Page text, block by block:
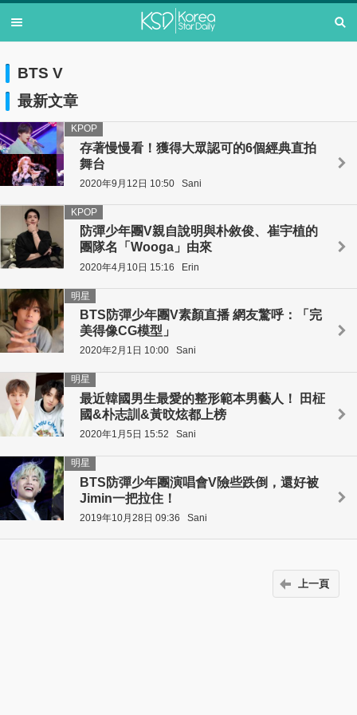
BTS V
最新文章
存著慢慢看！獲得大眾認可的6個經典直拍
舞台
KPOP
2020年9月12日 10:50 Sani
防彈少年團V親自說明與朴敘俊、崔宇植的
團隊名「Wooga」由來
KPOP
2020年4月10日 15:16 Erin
BTS防彈少年團V素顏直播 網友驚呼：「完
美得像CG模型」
明星
2020年2月1日 10:00 Sani
最近韓國男生最愛的整形範本男藝人！ 田柾
國&朴志訓&黃旼炫都上榜
明星
2020年1月5日 15:52 Sani
BTS防彈少年團演唱會V險些跌倒，還好被
Jimin一把拉住！
明星
2019年10月28日 09:36 Sani
上一頁